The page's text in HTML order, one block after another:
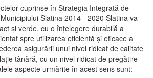
cuprinse în Strategia Integrată de
Slatina 2014 - 2020 Slatina va
şi verde, cu o înţelegere durabilă a
spre utilizarea eficientă şi eficace a
asigurării unui nivel ridicat de calitate
tânără, cu un nivel ridicat de pregătire
aspecte urmărite în acest sens sunt: